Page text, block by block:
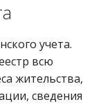
учета.
всю
жительства,
сведения